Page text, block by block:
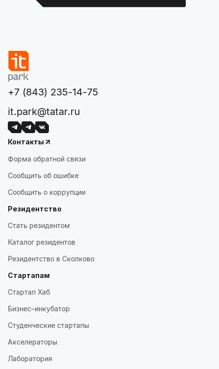
+7 (843) 235-14-75
it.park@tatar.ru
Контакты
Форма обратной связи
Сообщить об ошибке
Сообщить о коррупции
Резидентство
Стать резидентом
Каталог резидентов
Резидентство в Сколково
Стартапам
Стартап Хаб
Бизнес–инкубатор
Студенческие стартапы
Акселераторы
Лаборатория